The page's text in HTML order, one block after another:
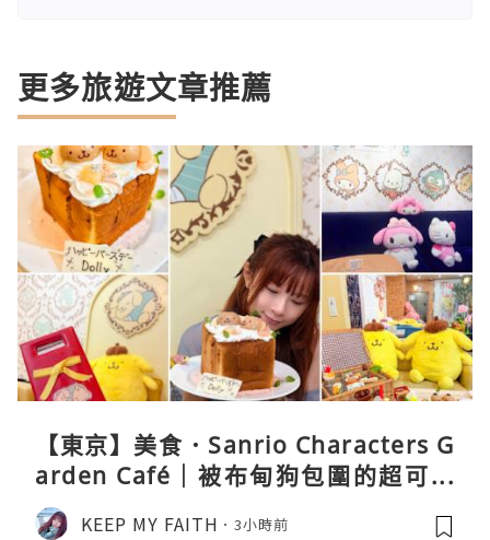
更多旅遊文章推薦
【東京】美食．Sanrio Characters G
arden Café｜被布甸狗包圍的超可愛
下午茶體驗
KEEP MY FAITH 3小時前